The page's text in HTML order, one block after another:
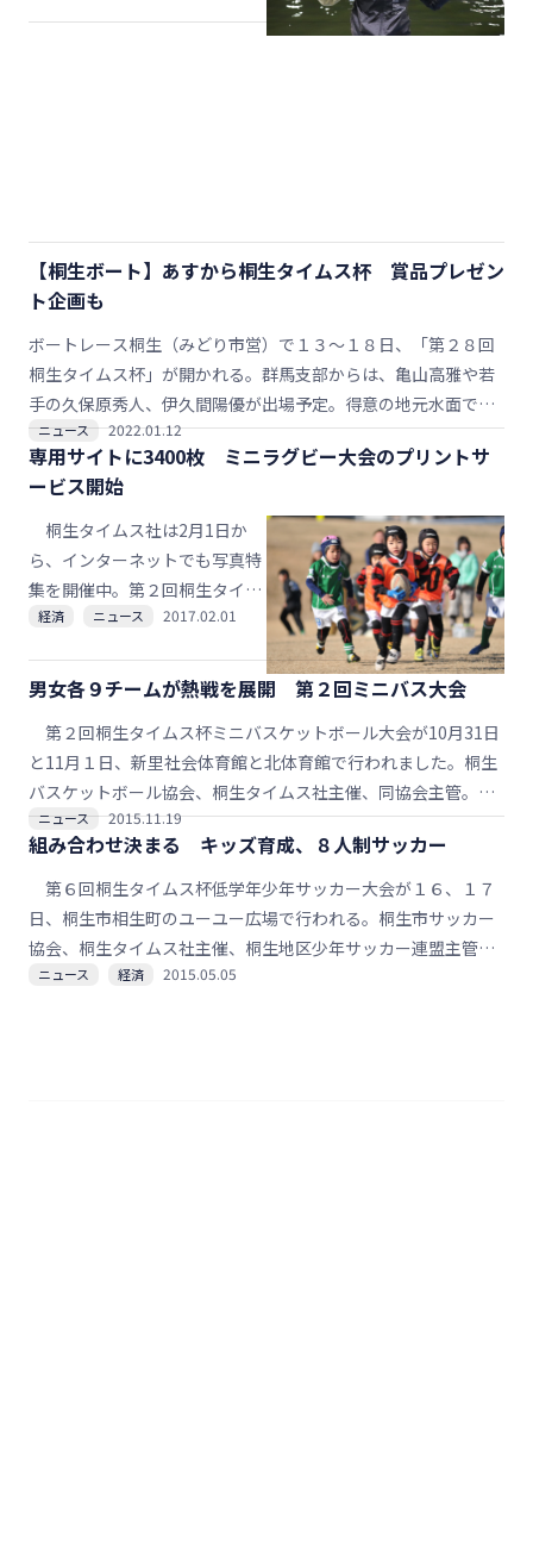
ンドを躍動する。
【桐生ボート】あすから桐生タイムス杯 賞品プレゼン
ト企画も
ボートレース桐生（みどり市営）で１３～１８日、「第２８回
桐生タイムス杯」が開かれる。群馬支部からは、亀山高雅や若
手の久保原秀人、伊久間陽優が出場予定。得意の地元水面で熱
い走りを披露する。
ニュース 2022.01.12
専用サイトに3400枚 ミニラグビー大会のプリントサ
ービス開始
桐生タイムス社は2月1日か
ら、インターネットでも写真特
集を開催中。第２回桐生タイム
ス杯ミニラグビーフットボール
ん、掲載できなかった写真も含
をアップ済で、興味のある人は
ぜひご覧ください。
経済 ニュース 2017.02.01
男女各９チームが熱戦を展開 第２回ミニバス大会
第２回桐生タイムス杯ミニバスケットボール大会が10月31日
と11月１日、新里社会体育館と北体育館で行われました。桐生
バスケットボール協会、桐生タイムス社主催、同協会主管。男
女各９チームがトーナメントで熱戦を展開した結果、男子で桐
生東が初優勝、女子では神明が２連覇を果たしました。大会の
模様を写真で振り返ります。
ニュース 2015.11.19
組み合わせ決まる キッズ育成、８人制サッカー
第６回桐生タイムス杯低学年少年サッカー大会が１６、１７
日、桐生市相生町のユーユー広場で行われる。桐生市サッカー
協会、桐生タイムス社主催、桐生地区少年サッカー連盟主管、
桐生市教育委員会後援。８人制のサッカー大会で、１部（４年
ニュース 経済 2015.05.05